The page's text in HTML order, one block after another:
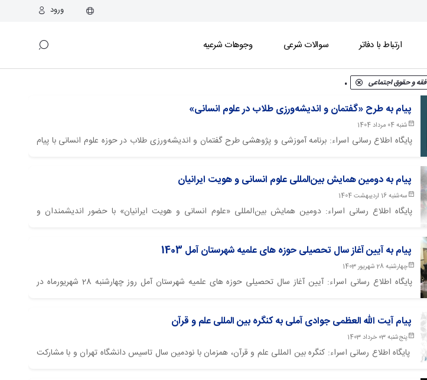
ورود
ارتباط با دفاتر سوالات شرعی وجوهات شرعیه
فقه و حقوق اجتماعی .
پیام به طرح «گفتمان و اندیشه‌ورزی طلاب در علوم انسانی»
شنبه 04 مرداد 1404
پایگاه اطلاع رسانی اسراء: برنامه آموزشی و پژوهشی طرح گفتمان و اندیشه‌ورزی طلاب در حوزه علوم انسانی با پیام
پیام به دومین همایش بین‌المللی علوم انسانی و هویت ایرانیان
سه‌شنبه 16 اردیبهشت 1404
پایگاه اطلاع رسانی اسراء: دومین همایش بین‌المللی «علوم انسانی و هویت ایرانیان» با حضور اندیشمندان و
پیام به آیین آغاز سال تحصیلی حوزه های علمیه شهرستان آمل 1403
چهارشنبه 28 شهریور 1403
پایگاه اطلاع رسانی اسراء: آیین آغاز سال تحصیلی حوزه های علمیه شهرستان آمل روز چهارشنبه 28 شهریورماه در
پیام آیت الله العظمی جوادی آملی به کنگره بین ‌المللی علم و قرآن
پنج‌شنبه 03 خرداد 1403
پایگاه اطلاع رسانی اسراء: کنگره بین ‌المللی علم و قرآن، همزمان با نودمین سال تاسیس دانشگاه تهران و با مشارکت